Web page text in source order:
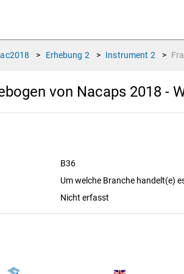
> Erhebung 2 > Instrument 2 >
von Nacaps 2018 -
B36
Um welche Branche handelt(e)
Nicht erfasst